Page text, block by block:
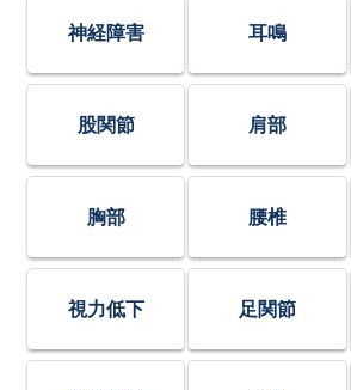
神経障害 耳鳴
股関節 肩部
胸部 腰椎
視力低下 足関節